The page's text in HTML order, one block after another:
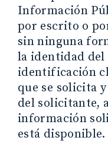
Información
por escrito o
sin ninguna
la identidad
identificación
que se solicita
del solicitante,
información
está disponible.